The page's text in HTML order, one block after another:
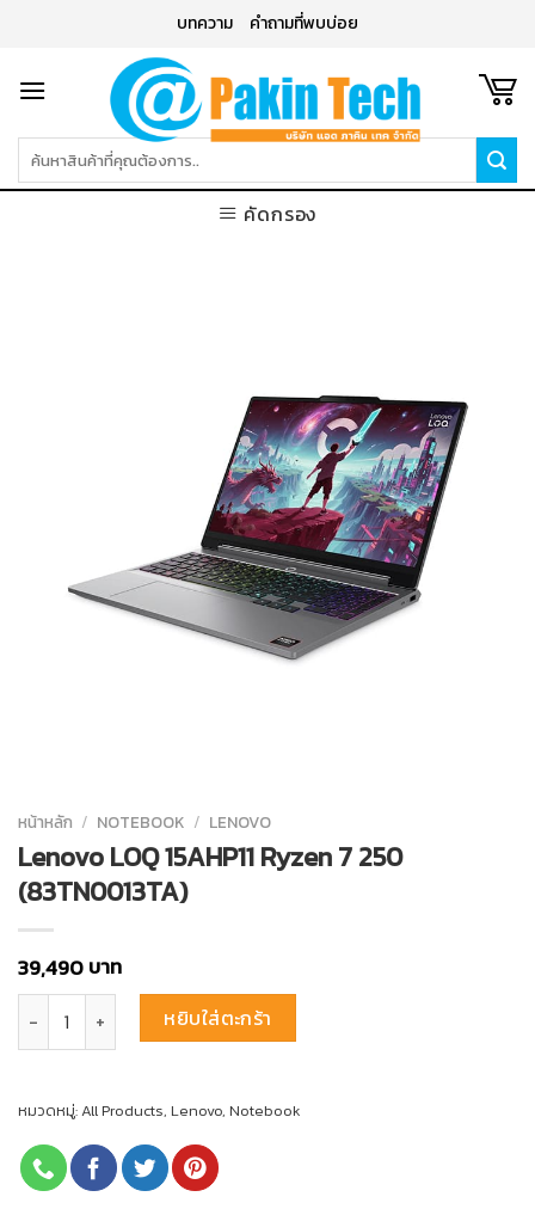
บทความ คำถามที่พบบ่อย
คัดกรอง
หน้าหลัก / NOTEBOOK / LENOVO
Lenovo LOQ 15AHP11 Ryzen 7 250
(83TN0013TA)
39,490บาท
จำนวน Lenovo LOQ 15AHP11 Ryzen 7 250 (83TN0013TA) ชิ้น
หยิบใส่ตะกร้า
หมวดหมู่:All Products, Lenovo, Notebook